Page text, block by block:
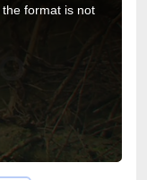
format is not